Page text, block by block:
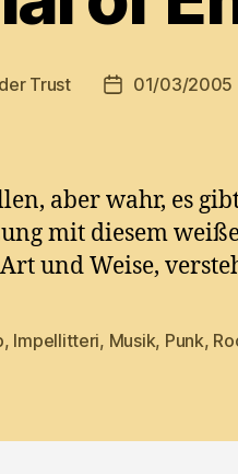
Trust
Post01/03/2005
aber wahr, es
mit diesem
und Weise,
, Impellitteri, Musik, Punk,